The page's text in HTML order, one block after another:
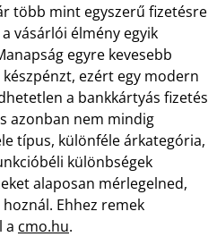
több mint egyszerű fizetésre
vásárlói élmény egyik
egyre kevesebb
ezért egy modern
a bankkártyás fizetés
azonban nem mindig
típus, különféle árkategória,
különbségek
alaposan mérlegelned,
Ehhez remek
a cmo.hu.